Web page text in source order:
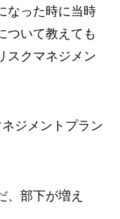
なった時に当時
ついて教えても
スクマネジメン
ジメントプラン
、部下が増え